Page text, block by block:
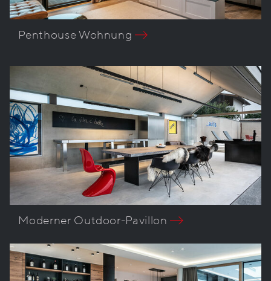
Penthouse Wohnung
Moderner Outdoor-Pavillon